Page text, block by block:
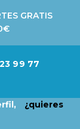
GRATIS
99 77
¿quieres